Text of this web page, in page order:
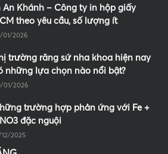
An Khánh – Công ty in hộp giấy
theo yêu cầu, số lượng ít
01/2026
trường răng sứ nha khoa hiện nay
những lựa chọn nào nổi bật?
01/2026
trường hợp phản ứng với Fe +
đặc nguội
12/2025